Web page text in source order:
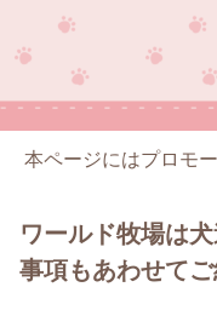
本ページにはプロモ
ワールド牧場は
事項もあわせて